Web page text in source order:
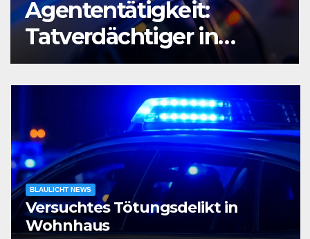
Agententätigkeit:
Tatverdächtiger in
Untersuchungshaft
BLAULICHT NEWS
Versuchtes Tötungsdelikt in
Wohnhaus